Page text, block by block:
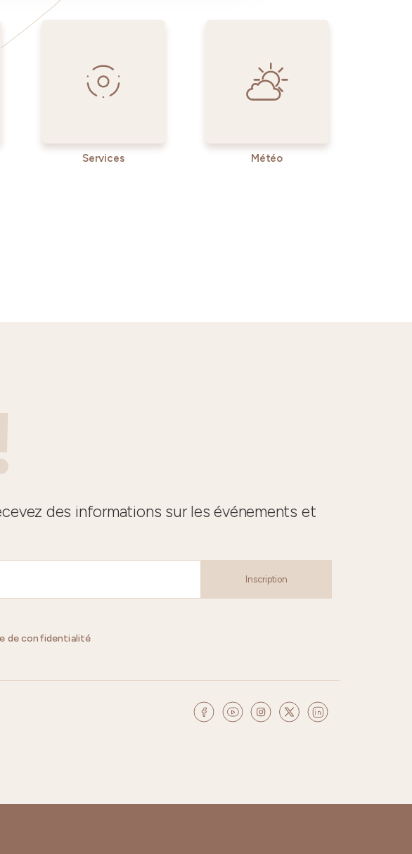
Services Météo
des informations sur les événements et
Inscription
de confidentialité